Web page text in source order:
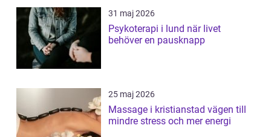
31 maj 2026
Psykoterapi i lund när livet
behöver en pausknapp
25 maj 2026
Massage i kristianstad vägen till
mindre stress och mer energi